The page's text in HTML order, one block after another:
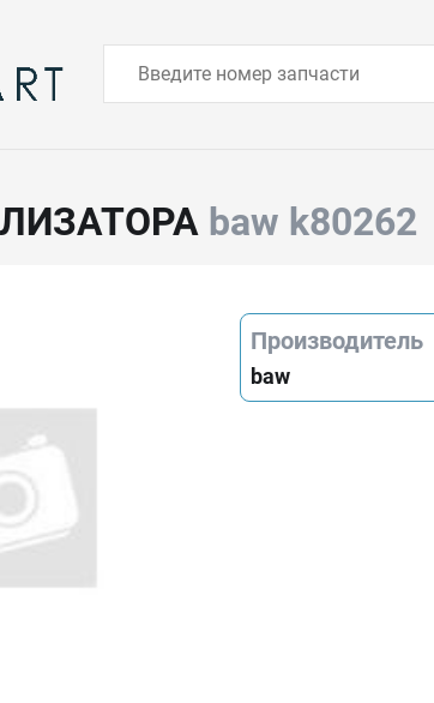
baw k80262
Производитель
baw